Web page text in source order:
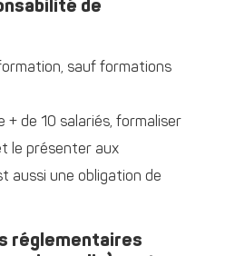
de
sauf formations
+ de 10 salariés, formaliser
le présenter aux
aussi une obligation de
réglementaires